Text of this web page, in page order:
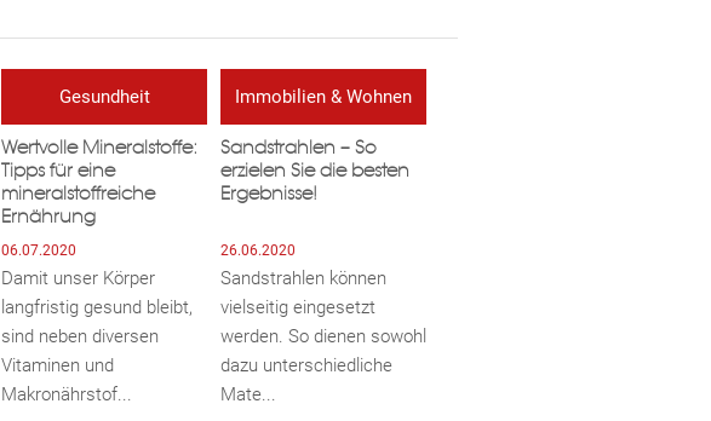
Gesundheit
Wertvolle Mineralstoffe:
Tipps für eine
mineralstoffreiche
Ernährung
06.07.2020
Damit unser Körper
langfristig gesund bleibt,
sind neben diversen
Vitaminen und
Makronährstof...
Immobilien & Wohnen
Sandstrahlen – So
erzielen Sie die besten
Ergebnisse!
26.06.2020
Sandstrahlen können
vielseitig eingesetzt
werden. So dienen sowohl
dazu unterschiedliche
Mate...